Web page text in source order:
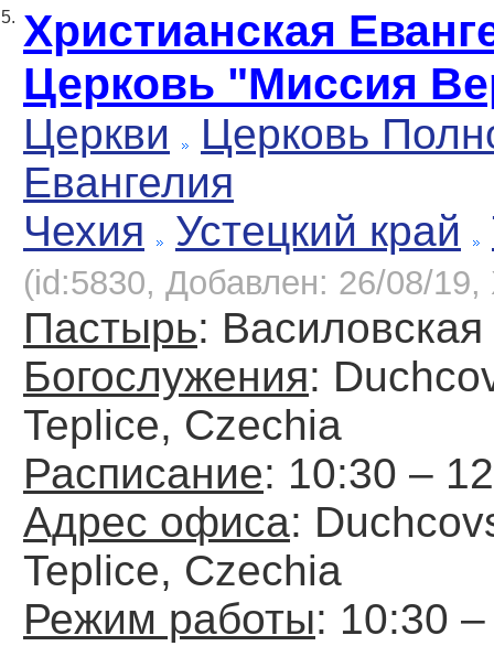
5. Христианская
Церковь "Миссия
Церкви
Церковь
Евангелия
Чехия
Устецкий край
(id:5830, Добавлен: 26/08/19,
Пастырь:
Богослужения:
Teplice, Czechia
Расписание: 10:30 –
Адрес офиса:
Teplice, Czechia
Режим работы: 10:30